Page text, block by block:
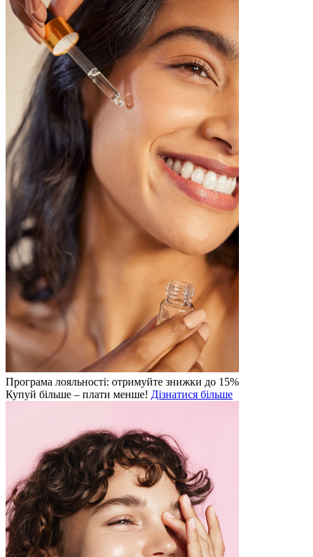
Програма лояльності: отримуйте знижки до 15%
Купуй більше – плати менше! Дізнатися більше